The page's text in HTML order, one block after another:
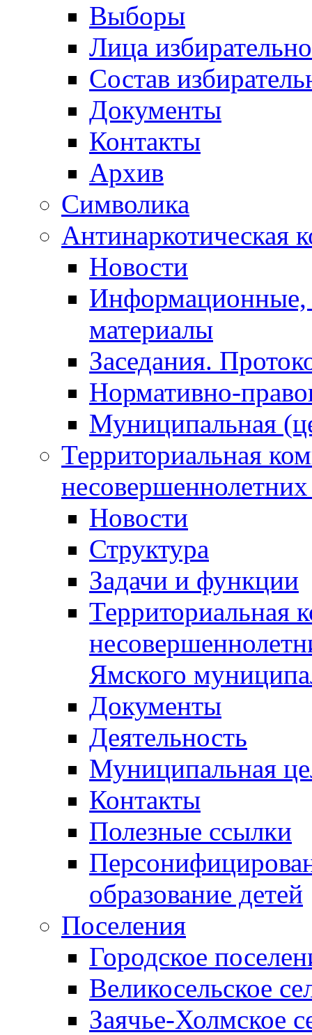
Выборы
Лица
Состав
Документы
Контакты
Архив
Символика
Антинаркотическая
Новости
Информационные,
материалы
Заседания.
Нормативно-
Муниципальная
Территориальная
Новости
Структура
Задачи и функции
Территориальная
Ямского
Документы
Деятельность
Муниципальная
Контакты
Полезные ссылки
образование детей
Поселения
Городское
Великосельское
Заячье-Холмское